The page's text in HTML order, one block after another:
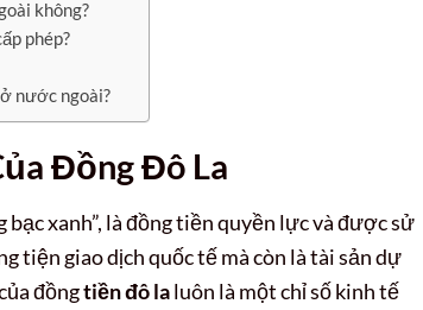
không?
phép?
nước ngoài?
Đồng Đô La
xanh”, là đồng tiền quyền lực và được sử
tiện giao dịch quốc tế mà còn là tài sản dự
đồngtiền đô laluôn là một chỉ số kinh tế